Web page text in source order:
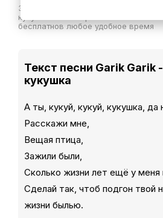
Здесь вы можете скачать песню
кукушка в хорошем
бесплатнов любое удобное время
Текст песни Garik Garik
кукушка
А ты, кукуй, кукуй, кукушка, да
Расскажи мне,
Вещая птица,
Зажили были,
Сколько жизни лет ещё у меня
Сделай так, чтоб подгон твой
жизни былью.